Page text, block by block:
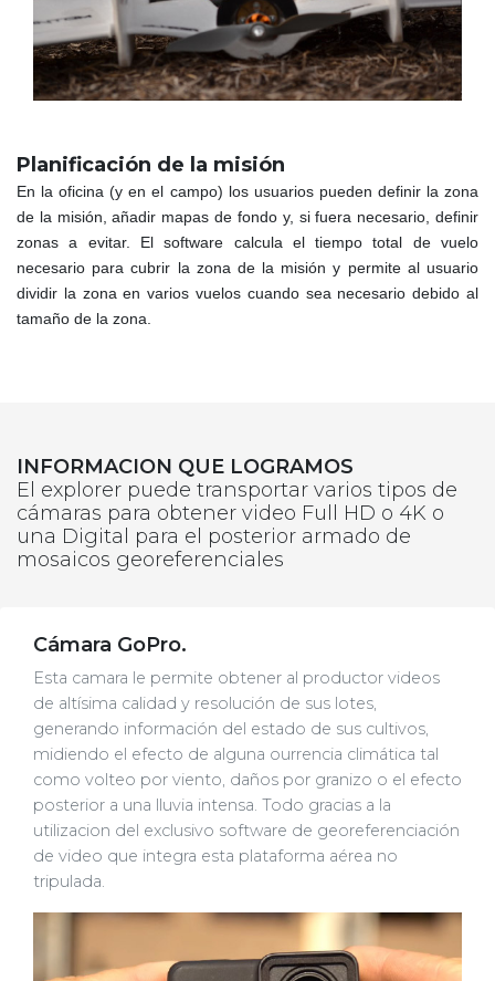
Planificación de la misión
En la oficina (y en el campo) los usuarios pueden definir la zona
de la misión, añadir mapas de fondo y, si fuera necesario, definir
zonas a evitar. El software calcula el tiempo total de vuelo
necesario para cubrir la zona de la misión y permite al usuario
dividir la zona en varios vuelos cuando sea necesario debido al
tamaño de la zona.
INFORMACION QUE LOGRAMOS
El explorer puede transportar varios tipos de
cámaras para obtener video Full HD o 4K o
una Digital para el posterior armado de
mosaicos georeferenciales
Cámara GoPro.
Esta camara le permite obtener al productor videos
de altísima calidad y resolución de sus lotes,
generando información del estado de sus cultivos,
midiendo el efecto de alguna ourrencia climática tal
como volteo por viento, daños por granizo o el efecto
posterior a una lluvia intensa. Todo gracias a la
utilizacion del exclusivo software de georeferenciación
de video que integra esta plataforma aérea no
tripulada.